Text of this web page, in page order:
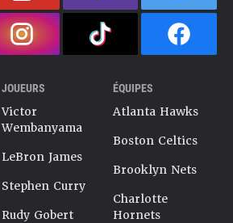
JOUEURS
Victor
Wembanyama
LeBron James
Stephen Curry
Rudy Gobert
ÉQUIPES
Atlanta Hawks
Boston Celtics
Brooklyn Nets
Charlotte
Hornets